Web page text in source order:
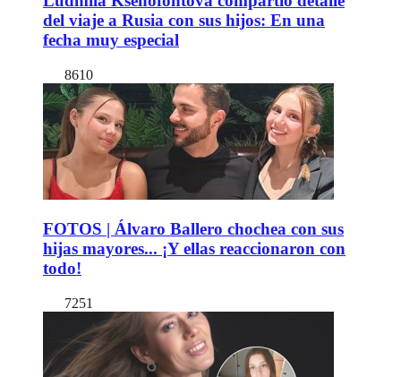
del viaje a Rusia con sus hijos: En una
fecha muy especial
8610
FOTOS | Álvaro Ballero chochea con sus
hijas mayores... ¡Y ellas reaccionaron con
todo!
7251